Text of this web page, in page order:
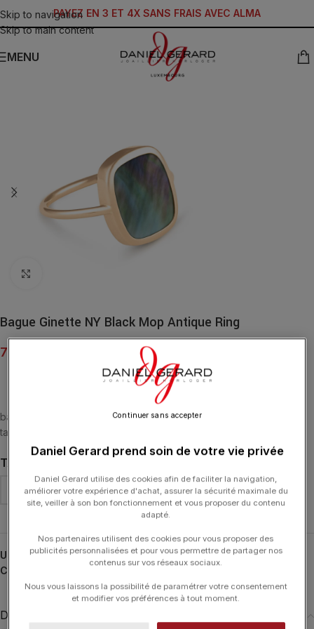
Skip to navigation
Skip to main content
PAYEZ EN 3 ET 4X SANS FRAIS AVEC ALMA
MENU
Bague Ginette NY Black Mop Antique Ring
775.00
bague or rose 18 carats et nacre noire
taille du motif : 14×12 mm
TAILLE DE DOIGT
UGS : RANTNB
Catégories :
Description
Daniel Gerard prend soin de votre vie privée
Daniel Gerard utilise des cookies afin de faciliter la navigation,
améliorer votre expérience d'achat, assurer la sécurité maximale du
site, veiller à son bon fonctionnement et vous proposer du contenu
adapté.
Nos partenaires utilisent des cookies pour vous proposer des
publicités personnalisées et pour vous permettre de partager nos
contenus sur vos réseaux sociaux.
Nous vous laissons la possibilité de paramétrer votre consentement
et modifier vos préférences à tout moment.
Continuer sans accepter